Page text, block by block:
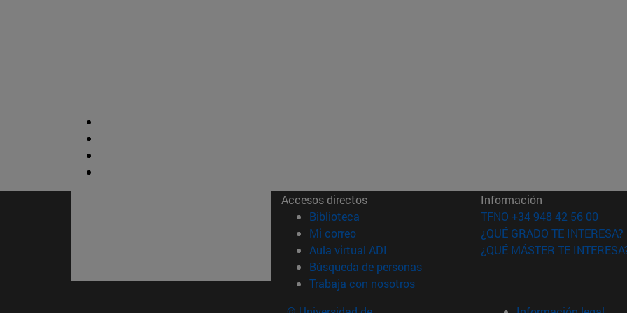
Accesos directos
Biblioteca (abre en nueva ventana)
Mi correo(abre en nueva ventana)
Aula virtual ADI (abre en nueva ventana)
Búsqueda de personas(abre en nueva ventana)
Trabaja con nosotros(abre en nueva ventana)
Información
TFNO +34 948 42 56 00
¿QUÉ GRADO TE INTERESA?
¿QUÉ MÁSTER TE